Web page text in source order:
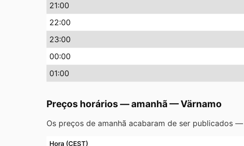
21:00
22:00
23:00
00:00
01:00
Preços horários — amanhã —Värnamo
Os preços de amanhã acabaram de ser publicados
Hora (CEST)